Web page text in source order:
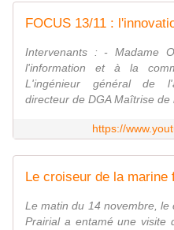
Intervenants : - Madame
l'information et à la
L'ingénieur général de
directeur de DGA Maîtrise de
https://
Le matin du 14 novembre,
Prairial a entamé une visite